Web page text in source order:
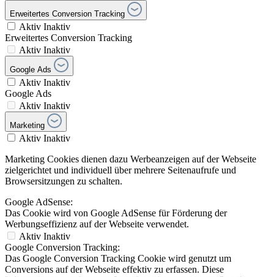
Erweitertes Conversion Tracking
Aktiv Inaktiv
Erweitertes Conversion Tracking
Aktiv Inaktiv
Google Ads
Aktiv Inaktiv
Google Ads
Aktiv Inaktiv
Marketing
Aktiv Inaktiv
Marketing Cookies dienen dazu Werbeanzeigen auf der Webseite
zielgerichtet und individuell über mehrere Seitenaufrufe und
Browsersitzungen zu schalten.
Google AdSense:
Das Cookie wird von Google AdSense für Förderung der
Werbungseffizienz auf der Webseite verwendet.
Aktiv Inaktiv
Google Conversion Tracking:
Das Google Conversion Tracking Cookie wird genutzt um
Conversions auf der Webseite effektiv zu erfassen. Diese